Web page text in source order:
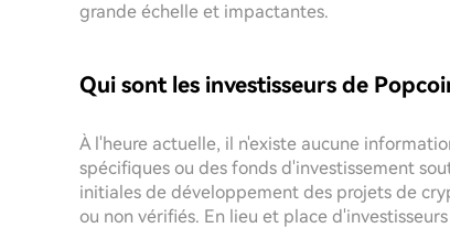
grande échelle et impactantes.
Qui sont les investisseurs de
À l'heure actuelle, il n'existe aucune
spécifiques ou des fonds d'investissement
initiales de développement des projets de
ou non vérifiés. En lieu et place